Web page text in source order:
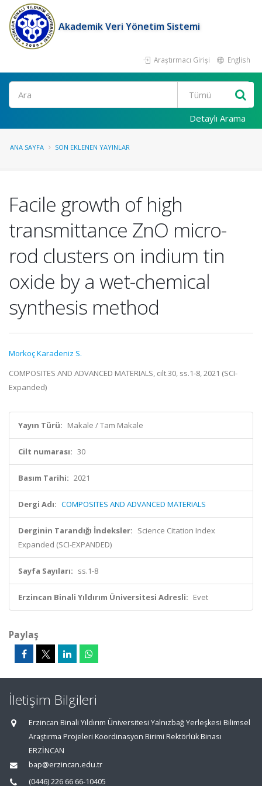
Akademik Veri Yönetim Sistemi
Araştırmacı Girişi English
Ara
Detaylı Arama
ANA SAYFA SON EKLENEN YAYINLAR
Facile growth of high
transmittance ZnO micro-
rod clusters on indium tin
oxide by a wet-chemical
synthesis method
Morkoç Karadeniz S.
COMPOSITES AND ADVANCED MATERIALS, cilt.30, ss.1-8, 2021 (SCI-
Expanded)
Yayın Türü: Makale / Tam Makale
Cilt numarası: 30
Basım Tarihi: 2021
Dergi Adı: COMPOSITES AND ADVANCED MATERIALS
Derginin Tarandığı İndeksler: Science Citation Index
Expanded (SCI-EXPANDED)
Sayfa Sayıları: ss.1-8
Erzincan Binali Yıldırım Üniversitesi Adresli: Evet
Paylaş
İletişim Bilgileri
Erzincan Binali Yıldırım Üniversitesi Yalnızbağ Yerleşkesi Bilimsel
Araştırma Projeleri Koordinasyon Birimi Rektörlük Binası
ERZİNCAN
bap@erzincan.edu.tr
(0446) 226 66 66-10405